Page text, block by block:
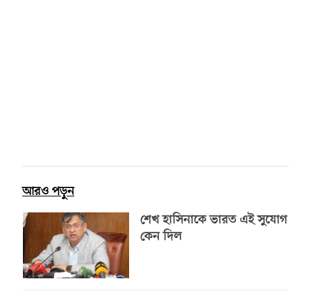
আরও পড়ুন
শেখ হাসিনাকে ভারত এই সুযোগ
কেন দিল